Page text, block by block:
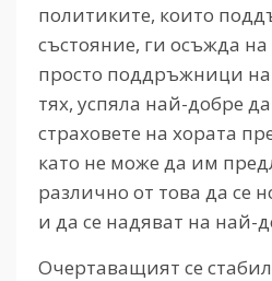
политиките, които
състояние, ги осъжда
просто поддръжници
тях, успяла най-добре
страховете на хората
като не може да им
различно от това да се
и да се надяват на най-
Очертаващият се